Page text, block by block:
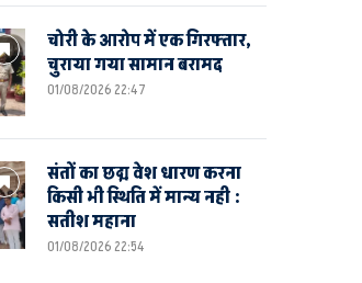
चोरी के आरोप में एक गिरफ्तार,
चुराया गया सामान बरामद
01/08/2026 22:47
संतों का छद्म वेश धारण करना
किसी भी स्थिति में मान्य नही :
सतीश महाना
01/08/2026 22:54